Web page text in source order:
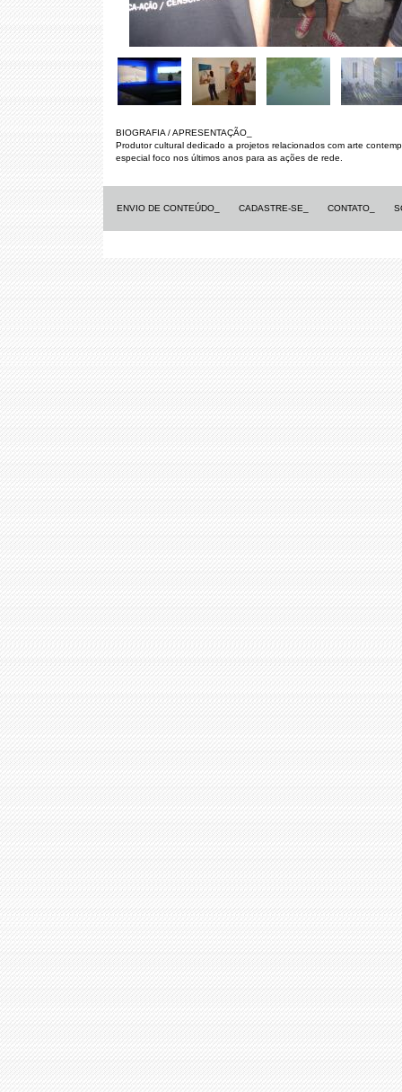
BIOGRAFIA / APRESENTAÇÃO_
Produtor cultural dedicado a projetos relacionados com arte
especial foco nos últimos anos para as ações de rede.
ENVIO DE CONTEÚDO_ CADASTRE-SE_ CONTATO_